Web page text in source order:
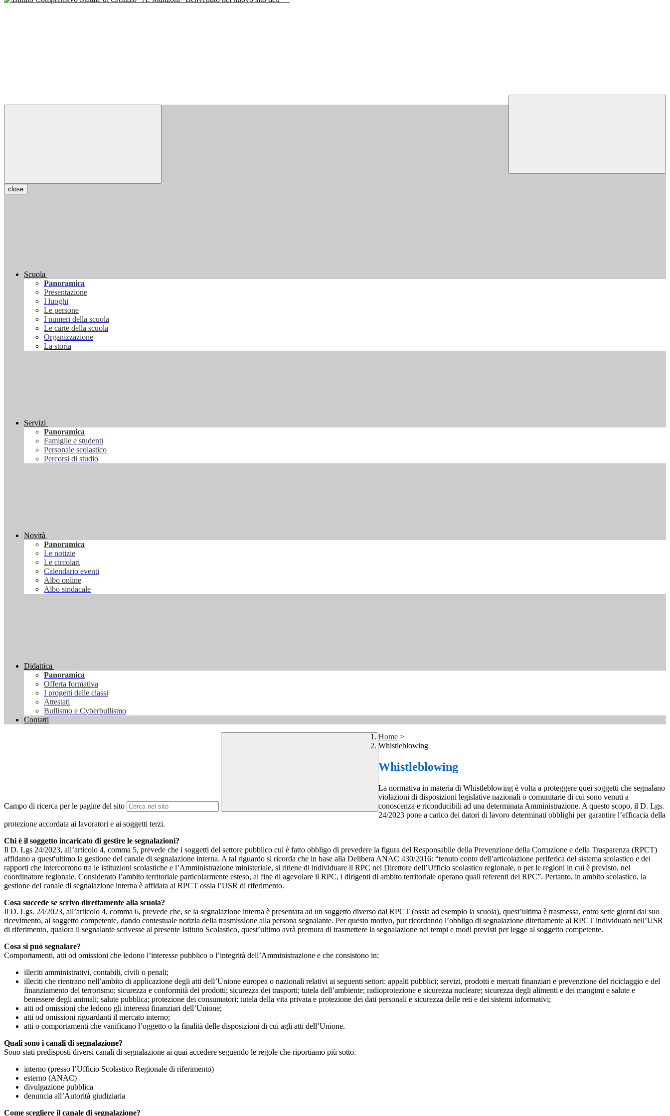
close
Scuola
Panoramica
Presentazione
I luoghi
Le persone
I numeri della scuola
Le carte della scuola
Organizzazione
La storia
Servizi
Panoramica
Famiglie e studenti
Personale scolastico
Percorsi di studio
Novità
Panoramica
Le notizie
Le circolari
Calendario eventi
Albo online
Albo sindacale
Didattica
Panoramica
Offerta formativa
I progetti delle classi
Attestati
Bullismo e Cyberbullismo
Contatti
Campo di ricerca per le pagine del sito
Home >
Whistleblowing
Whistleblowing
La normativa in materia di Whistleblowing è volta a proteggere quei soggetti che segnalano
violazioni di disposizioni legislative nazionali o comunitarie di cui sono venuti a
conoscenza e riconducibili ad una determinata Amministrazione. A questo scopo, il D. Lgs.
24/2023 pone a carico dei datori di lavoro determinati obblighi per garantire l’efficacia della
protezione accordata ai lavoratori e ai soggetti terzi.
Chi è il soggetto incaricato di gestire le segnalazioni?
Il D. Lgs 24/2023, all’articolo 4, comma 5, prevede che i soggetti del settore pubblico cui è fatto obbligo di prevedere la figura del Responsabile della Prevenzione della Corruzione e della Trasparenza (RPCT)
affidano a quest'ultimo la gestione del canale di segnalazione interna. A tal riguardo si ricorda che in base alla Delibera ANAC 430/2016: “tenuto conto dell’articolazione periferica del sistema scolastico e dei
rapporti che intercorrono tra le istituzioni scolastiche e l’Amministrazione ministeriale, si ritiene di individuare il RPC nel Direttore dell’Ufficio scolastico regionale, o per le regioni in cui è previsto, nel
coordinatore regionale. Considerato l’ambito territoriale particolarmente esteso, al fine di agevolare il RPC, i dirigenti di ambito territoriale operano quali referenti del RPC”. Pertanto, in ambito scolastico, la
gestione del canale di segnalazione interna è affidata al RPCT ossia l’USR di riferimento.
Cosa succede se scrivo direttamente alla scuola?
Il D. Lgs. 24/2023, all’articolo 4, comma 6, prevede che, se la segnalazione interna è presentata ad un soggetto diverso dal RPCT (ossia ad esempio la scuola), quest’ultima è trasmessa, entro sette giorni dal suo
ricevimento, al soggetto competente, dando contestuale notizia della trasmissione alla persona segnalante. Per questo motivo, pur ricordando l’obbligo di segnalazione direttamente al RPCT individuato nell’USR
di riferimento, qualora il segnalante scrivesse al presente Istituto Scolastico, quest’ultimo avrà premura di trasmettere la segnalazione nei tempi e modi previsti per legge al soggetto competente.
Cosa si può segnalare?
Comportamenti, atti od omissioni che ledono l’interesse pubblico o l’integrità dell’Amministrazione e che consistono in:
illeciti amministrativi, contabili, civili o penali;
illeciti che rientrano nell’ambito di applicazione degli atti dell’Unione europea o nazionali relativi ai seguenti settori: appalti pubblici; servizi, prodotti e mercati finanziari e prevenzione del riciclaggio e del
finanziamento del terrorismo; sicurezza e conformità dei prodotti; sicurezza dei trasporti; tutela dell’ambiente; radioprotezione e sicurezza nucleare; sicurezza degli alimenti e dei mangimi e salute e
benessere degli animali; salute pubblica; protezione dei consumatori; tutela della vita privata e protezione dei dati personali e sicurezza delle reti e dei sistemi informativi;
atti od omissioni che ledono gli interessi finanziari dell’Unione;
atti od omissioni riguardanti il mercato interno;
atti o comportamenti che vanificano l’oggetto o la finalità delle disposizioni di cui agli atti dell’Unione.
Quali sono i canali di segnalazione?
Sono stati predisposti diversi canali di segnalazione ai quai accedere seguendo le regole che riportiamo più sotto.
interno (presso l’Ufficio Scolastico Regionale di riferimento)
esterno (ANAC)
divulgazione pubblica
denuncia all’Autorità giudiziaria
Come scegliere il canale di segnalazione?